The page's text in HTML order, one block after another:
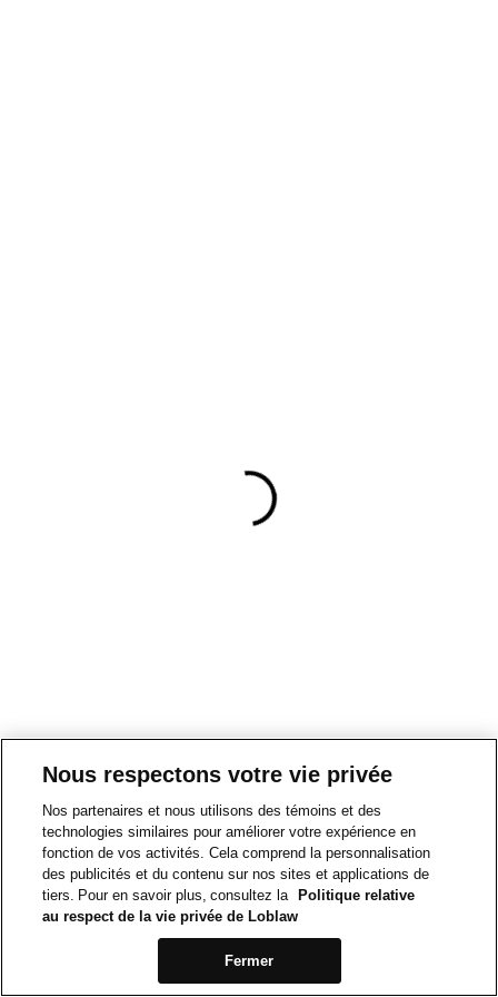
Nous respectons votre vie privée
Nos partenaires et nous utilisons des témoins et des
technologies similaires pour améliorer votre expérience en
fonction de vos activités. Cela comprend la personnalisation
des publicités et du contenu sur nos sites et applications de
tiers. Pour en savoir plus, consultez la
Politique relative
au respect de la vie privée de Loblaw
Fermer